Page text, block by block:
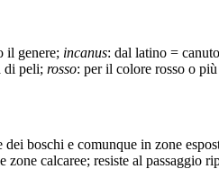
il genere; incanus: dal latino =
di peli; rosso: per il colore rosso o
boschi e comunque in zone
calcaree; resiste al passaggio